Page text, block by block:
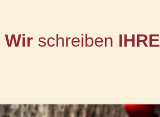
Wir schreiben IHRE